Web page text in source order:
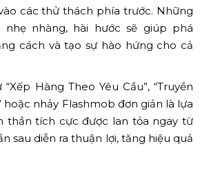
các thử thách phía trước. Những
nhàng, hài hước sẽ giúp phá
cách và tạo sự hào hứng cho cả
Hàng Theo Yêu Cầu”, “Truyền
hoặc nhảy Flashmob đơn giản là lựa
thần tích cực được lan tỏa ngay từ
sau diễn ra thuận lợi, tăng hiệu quả